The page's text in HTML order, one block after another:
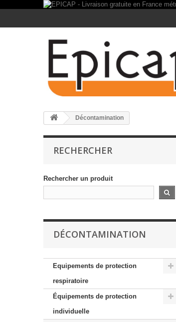
Décontamination
RECHERCHER
Rechercher un produit
DÉCONTAMINATION
Equipements de protection
respiratoire
Équipements de protection
individuelle